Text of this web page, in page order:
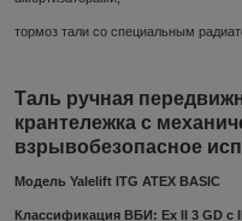
тормоз тали со специальным
Таль ручная
крантележка с
взрывобезопасное
Модель Yalelift ITG ATEX BASIC
Классификация ВБИ: Ex II 3 GD c